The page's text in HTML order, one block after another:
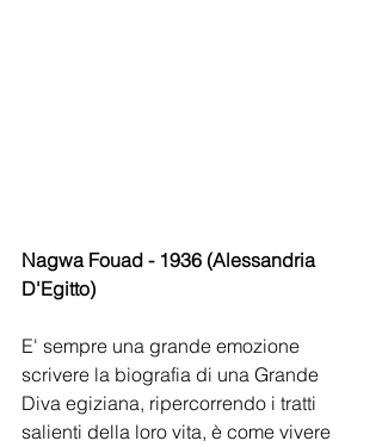
Nagwa Fouad - 1936 (Alessandria
D'Egitto)
E' sempre una grande emozione
scrivere la biografia di una Grande
Diva egiziana, ripercorrendo i tratti
salienti della loro vita, è come vivere